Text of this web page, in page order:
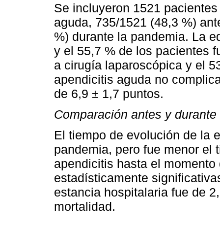
Se incluyeron 1521
aguda, 735/1521 (48,3 %)
%) durante la pandemia. La
y el 55,7 % de los pacientes
a cirugía laparoscópica y el
apendicitis aguda no
de 6,9 ± 1,7 puntos.
Comparación antes y
El tiempo de evolución de la
pandemia, pero fue menor el
apendicitis hasta el
estadísticamente
estancia hospitalaria fue de
mortalidad.